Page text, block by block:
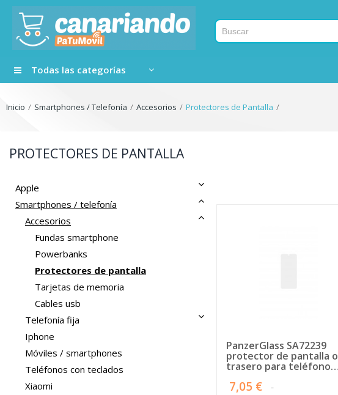
Todas las categorías
Inicio Smartphones / Telefonía Accesorios Protectores de Pantalla
PROTECTORES DE PANTALLA
Apple
Smartphones / telefonía
Accesorios
Fundas smartphone
Powerbanks
Protectores de pantalla
Tarjetas de memoria
Cables usb
Telefonía fija
Iphone
Móviles / smartphones
Teléfonos con teclados
Xiaomi
PanzerGlass SA72239
protector de pantalla o
trasero para teléfono
7,05 €